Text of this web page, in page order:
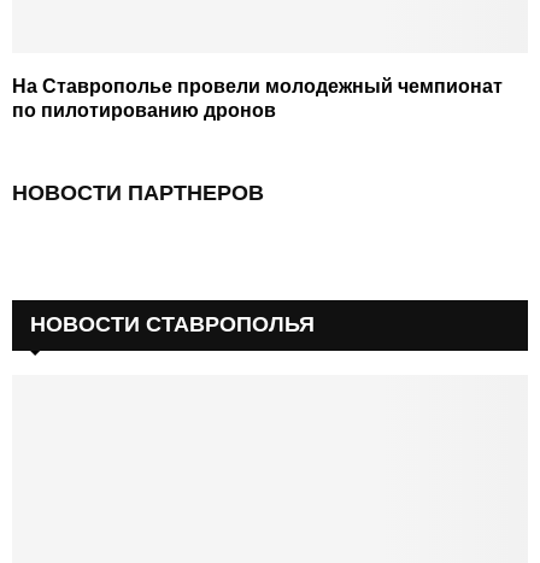
На Ставрополье провели молодежный чемпионат
по пилотированию дронов
НОВОСТИ ПАРТНЕРОВ
НОВОСТИ СТАВРОПОЛЬЯ